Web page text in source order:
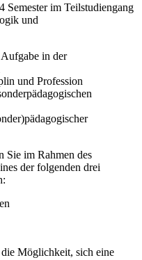
Semester im Teilstudiengang
und
in der
und Profession
Sie im Rahmen des
der folgenden drei
Möglichkeit, sich eine